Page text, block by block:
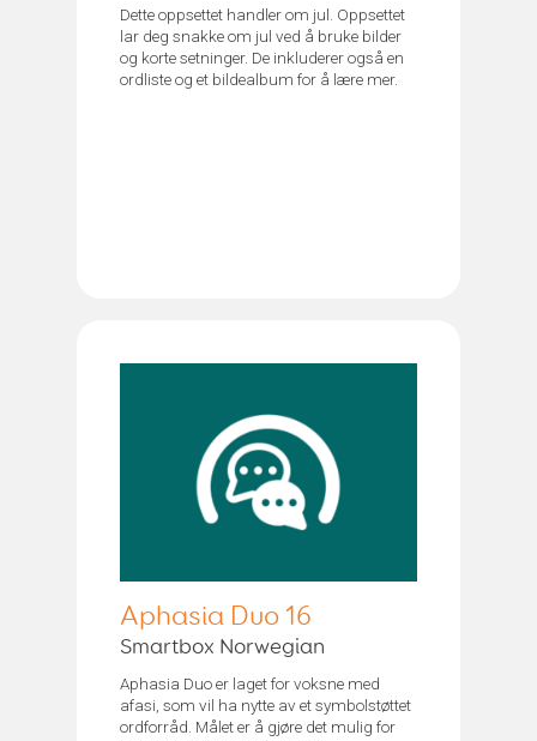
Dette oppsettet handler om jul. Oppsettet
lar deg snakke om jul ved å bruke bilder
og korte setninger. De inkluderer også en
ordliste og et bildealbum for å lære mer.
Aphasia Duo 16
Smartbox Norwegian
Aphasia Duo er laget for voksne med
afasi, som vil ha nytte av et symbolstøttet
ordforråd. Målet er å gjøre det mulig for